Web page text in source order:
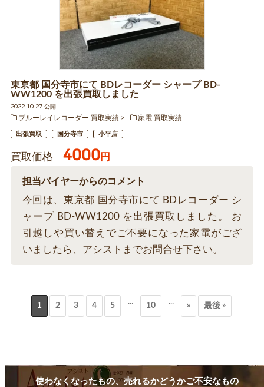
東京都 国分寺市にて BDレコーダー シャープ BD-
WW1200 を出張買取しました
2022.10.27 公開
ブルーレイレコーダー 買取実績
家電 買取実績
出張買取 国分寺市 小平店
買取価格 4000円
担当バイヤーからのコメント
今回は、東京都 国分寺市にて BDレコーダー シ
ャープ BD-WW1200 を出張買取しました。 お
引越しや買い替えでご不要になった家電がござ
いましたら、アシストまでお問合せ下さい。
1 2 3 4 5 ... 10 ... » 最後 »
使わなくなったもの、売れるかどうかご不安なもの